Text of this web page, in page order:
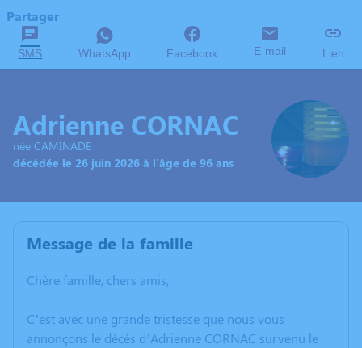
Partager
SMS WhatsApp Facebook E-mail Lien
Adrienne CORNAC
née CAMINADE
décédée le 26 juin 2026 à l'âge de 96 ans
Message de la famille
Chère famille, chers amis,
C’est avec une grande tristesse que nous vous
annonçons le décès d’Adrienne CORNAC survenu le